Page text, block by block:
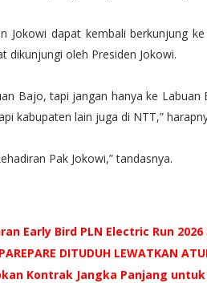
Jokowi dapat kembali berkunjung
dikunjungi oleh Presiden Jokowi.
Bajo, tapi jangan hanya ke
kabupaten lain juga di NTT,”
Pak Jokowi,” tandasnya.
Early Bird PLN Electric Run
DITUDUH LEWATKAN
Kontrak Jangka Panjang